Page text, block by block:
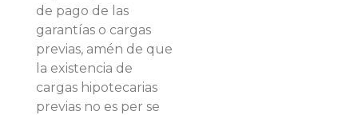
de pago de las
garantías o cargas
previas, amén de que
la existencia de
cargas hipotecarias
previas no es per se